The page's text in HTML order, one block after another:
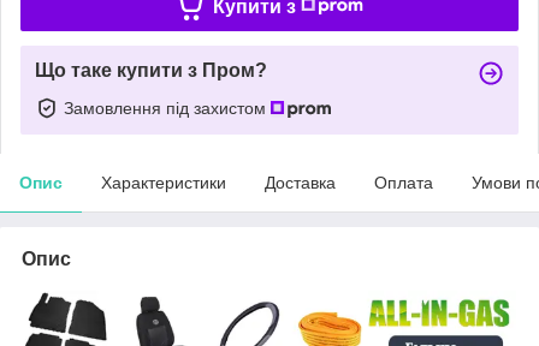
Купити з
Що таке купити з Пром?
Замовлення під захистом
Опис Характеристики Доставка Оплата Умови
Опис